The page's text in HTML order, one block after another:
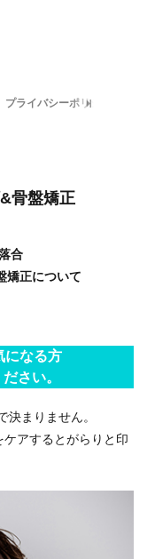
プライバシーポリシー
骨盤矯正
落合
矯正について
になる方
さい。
まりません。
アするとがらりと印